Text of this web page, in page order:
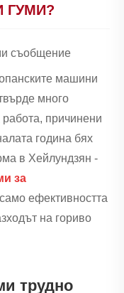
ГУМИ?
съобщение
машини
много
причинени
година бях
в Хейлундзян -
за
ефективността
на гориво
трудно